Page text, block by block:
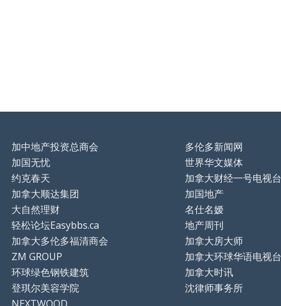
加中地产投资总商会
加国无忧
约克春天
加拿大顺达集团
大自然理财
轻松论坛Easybbs.ca
加拿大多伦多福清商会
ZM GROUP
环球绿色钢铁建筑
登琪尔美容学院
多伦多新闻网
世界华文媒体
加拿大财经一号电视台
加国地产
名仕名嫒
地产周刊
加拿大房大师
加拿大环球华语电视台
加拿大时讯
沈律师事务所